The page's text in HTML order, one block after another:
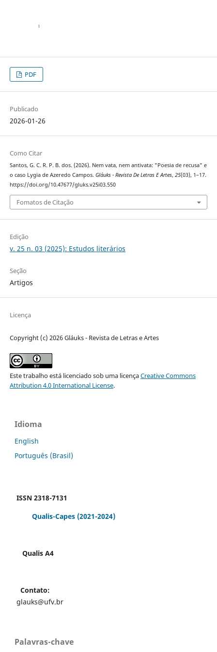
PDF
Publicado
2026-01-26
Como Citar
Santos, G. C. R. P. B. dos. (2026). Nem vata, nem antivata: "Poesia de recusa" e
o caso Lygia de Azeredo Campos. Gláuks - Revista De Letras E Artes, 25(03), 1–17.
https://doi.org/10.47677/gluks.v25i03.550
Fomatos de Citação
Edição
v. 25 n. 03 (2025): Estudos literários
Seção
Artigos
Licença
Copyright (c) 2026 Gláuks - Revista de Letras e Artes
Este trabalho está licenciado sob uma licençaCreative Commons
Attribution 4.0 International License.
Idioma
English
Português (Brasil)
ISSN 2318-7131
Qualis-Capes (2021-2024)
Qualis A4
Contato:
glauks@ufv.br
Palavras-chave